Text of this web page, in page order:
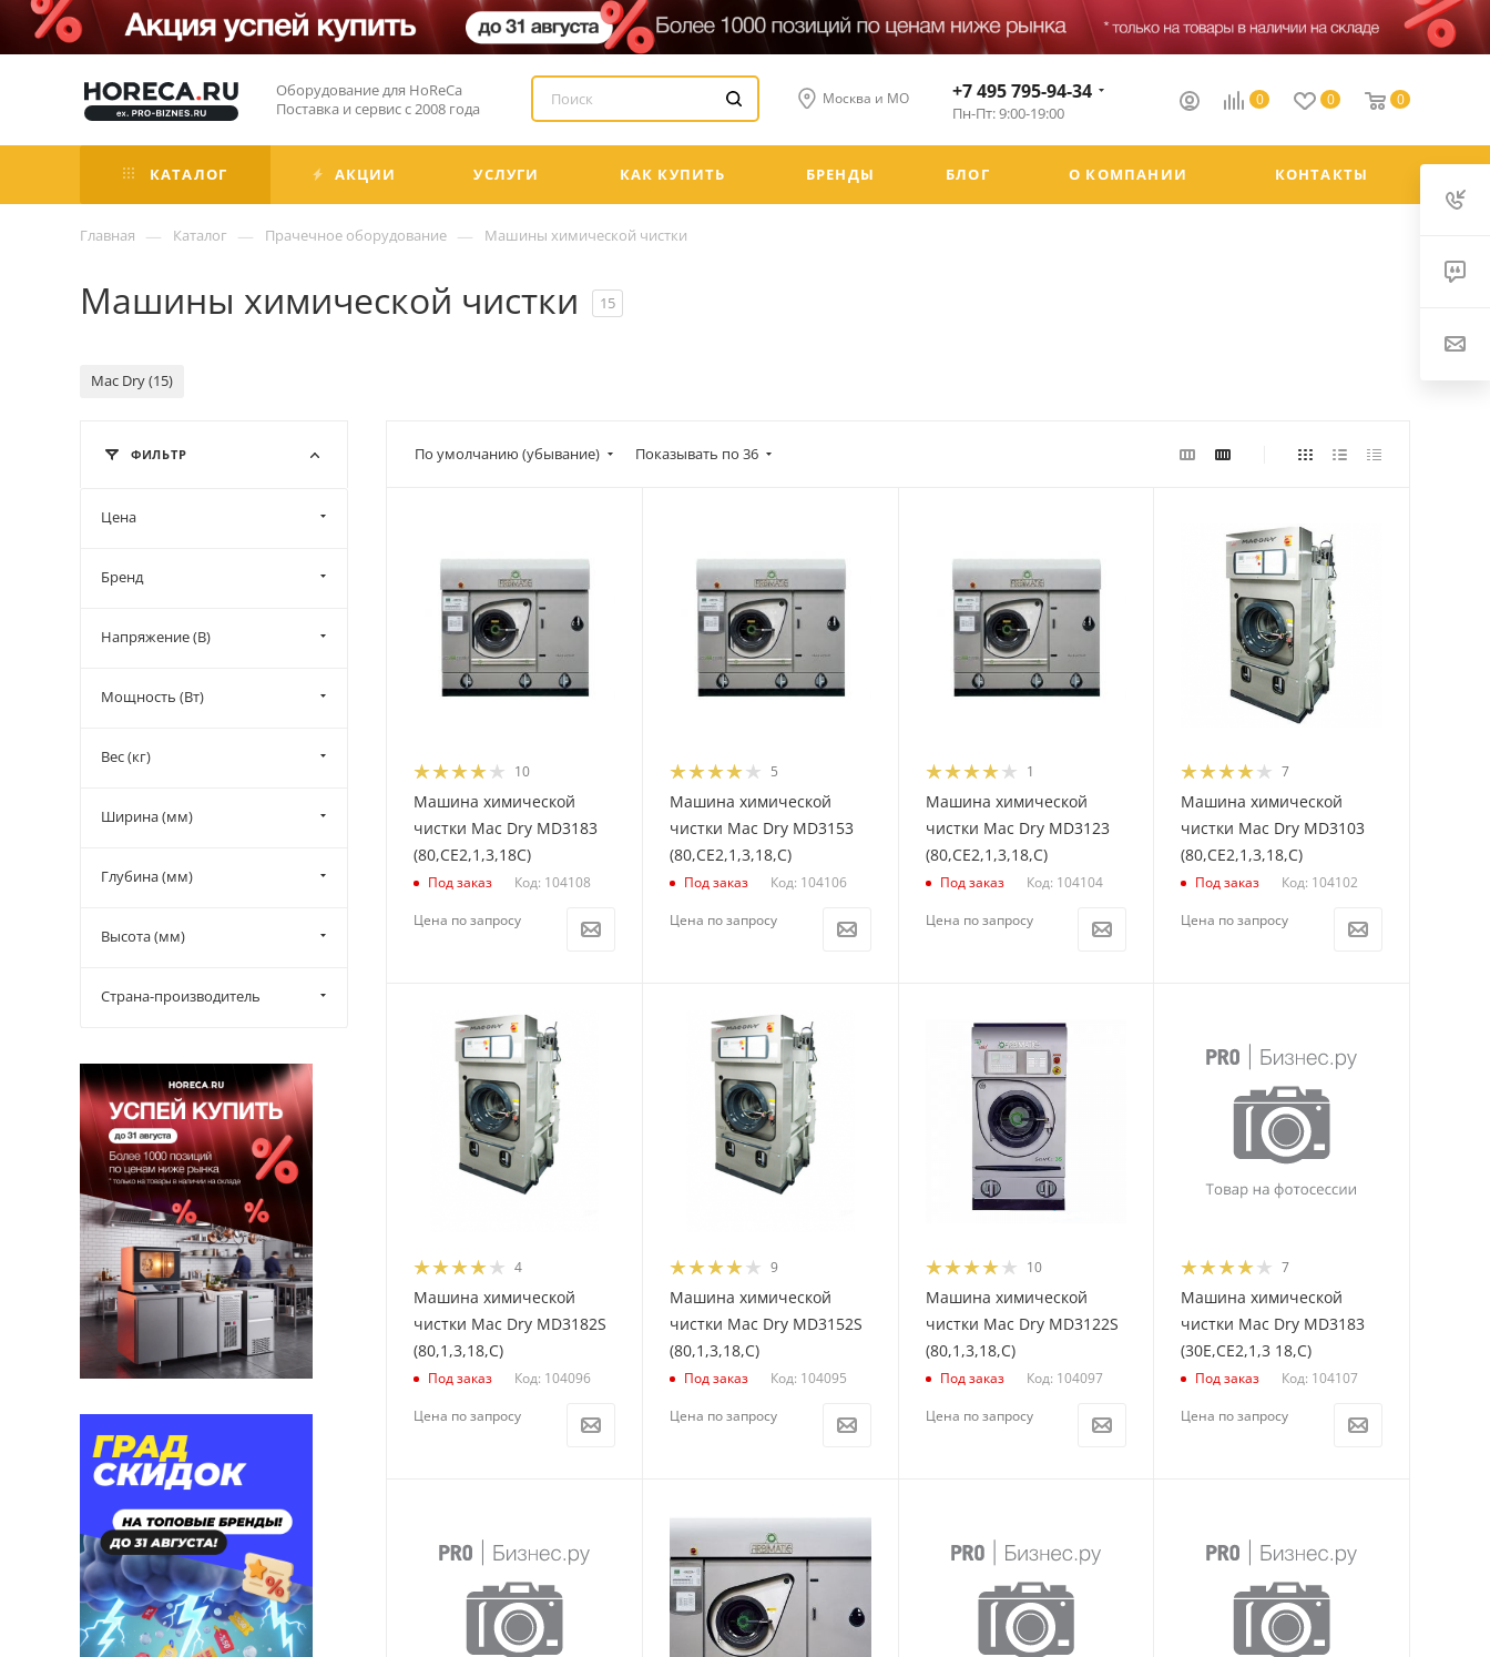
Оборудование для HoReCa
Поставка и сервис с 2008 года
Москва и МО 0 0 0
+7 495 795-94-34
Пн-Пт: 9:00-19:00
КАТАЛОГ АКЦИИ УСЛУГИ КАК КУПИТЬ БРЕНДЫ БЛОГ О КОМПАНИИ КОНТАКТЫ
Главная — Каталог — Прачечное оборудование — Машины химической чистки
Машины химической чистки 15
Mac Dry (15)
По умолчанию (убывание) Показывать по 36
10
Машина химической
чистки Mac Dry MD3183
(80,CE2,1,3,18С)
Под заказ Код: 104108
Цена по запросу
5
Машина химической
чистки Mac Dry MD3153
(80,CE2,1,3,18,С)
Под заказ Код: 104106
Цена по запросу
1
Машина химической
чистки Mac Dry MD3123
(80,CE2,1,3,18,С)
Под заказ Код: 104104
Цена по запросу
7
Машина химической
чистки Mac Dry MD3103
(80,CE2,1,3,18,С)
Под заказ Код: 104102
Цена по запросу
4
Машина химической
чистки Mac Dry MD3182S
(80,1,3,18,С)
Под заказ Код: 104096
Цена по запросу
9
Машина химической
чистки Mac Dry MD3152S
(80,1,3,18,С)
Под заказ Код: 104095
Цена по запросу
10
Машина химической
чистки Mac Dry MD3122S
(80,1,3,18,С)
Под заказ Код: 104097
Цена по запросу
7
Машина химической
чистки Mac Dry MD3183
(30E,CE2,1,3 18,С)
Под заказ Код: 104107
Цена по запросу
ФИЛЬТР
Цена
Бренд
Напряжение (В)
Мощность (Вт)
Вес (кг)
Ширина (мм)
Глубина (мм)
Высота (мм)
Страна-производитель